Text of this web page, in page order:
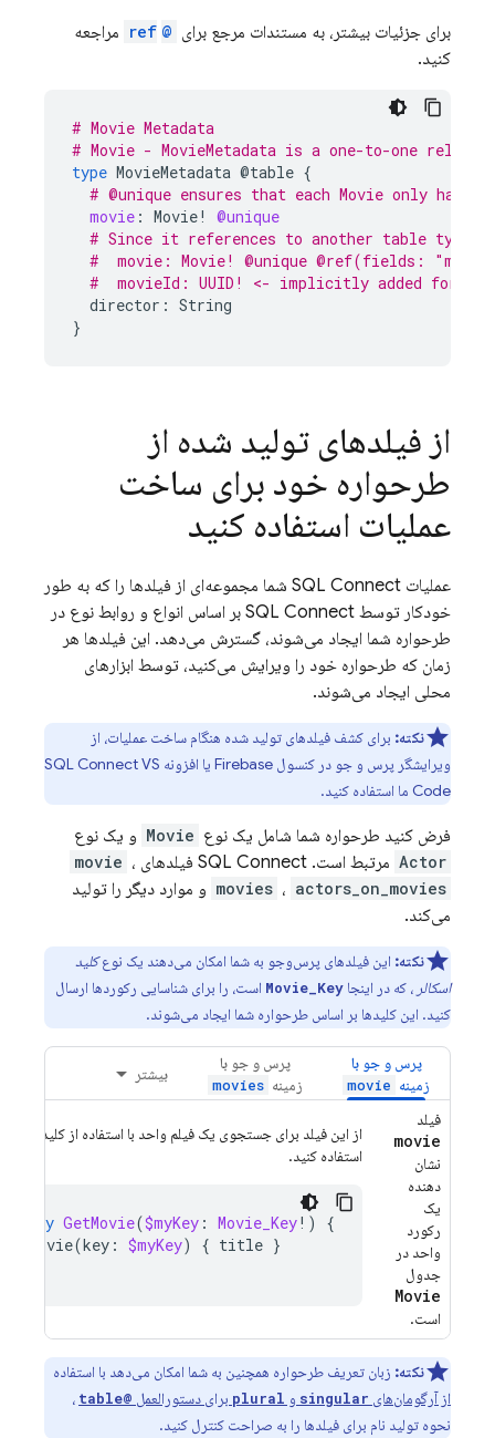
برای جزئیات بیشتر، به مستندات مرجع برای @ref
‎ مراجعه
کنید.
# Movie Metadata
# Movie - MovieMetadata is a one-to-one
type MovieMetadata @table {
# @unique ensures that each Movie only has
movie : Movie!
@unique
# Since it references to another table type,
#  movie: Movie! @unique @ref(fields:
#  movieId: UUID! <- implicitly added
director: String
}
از فیلدهای تولید شده از
طرحواره خود برای ساخت
عملیات استفاده کنید
عملیات SQL Connect شما مجموعه‌ای از فیلدها را که به طور
خودکار توسط SQL Connect بر اساس انواع و روابط نوع در
طرحواره شما ایجاد می‌شوند، گسترش می‌دهد. این فیلدها هر
زمان که طرحواره خود را ویرایش می‌کنید، توسط ابزارهای
محلی ایجاد می‌شوند.
نکته: برای کشف فیلدهای تولید شده هنگام ساخت عملیات، از
ویرایشگر پرس و جو در کنسول Firebase
یا افزونه SQL Connect VS
Code ما استفاده کنید.
فرض کنید طرحواره شما شامل یک نوع Movie و یک نوع
Actor مرتبط است. SQL Connect فیلدهای movie ،
movies ، actors_on_movies
و موارد دیگر را تولید
می‌کند.
نکته: این فیلدهای پرس‌وجو به شما امکان می‌دهند یک نوعکلید
اسکالر ، که در اینجا Movie_Key است، را برای شناسایی رکوردها ارسال
کنید. این کلیدها بر اساس طرحواره شما ایجاد می‌شوند.
پرس و جو با
زمینه movie
پرس و جو با
زمینه movies
بیشتر
فیلد
movie
نشان
دهنده
یک
رکورد
واحد در
جدول
Movie
است.
از این فیلد برای جستجوی یک فیلم واحد با استفاده از کلید آن
استفاده کنید.
query GetMovie($myKey : Movie_Key!)
{
movie(key : $myKey) { title }
نکته: زبان تعریف طرحواره همچنین به شما امکان می‌دهد با استفاده
از آرگومان‌های singular و plural برای دستورالعمل @table
،
نحوه تولید نام برای فیلدها را به صراحت کنترل کنید.